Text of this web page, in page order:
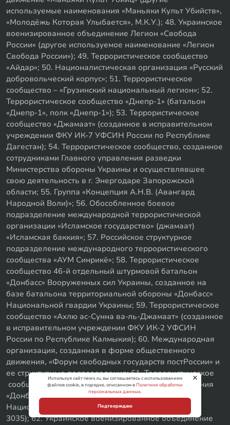
используемые наименования «Маньяки Культ Убийств»,
«Молодёжь Которая Улыбается», М.К.У.); 48. Украинское
военизированное объединение Легион «Свобода
России» (другое используемое наименование «Легион
Свобода России»); 49. Террористическое сообщество
«Айдар»; 50. Националистическая организация «Русский
добровольческий корпус»; 51. Террористическое
сообщество – «Грузинский национальный легион»; 52.
Террористическое сообщество «Днепр-1» (батальон
«Днепр-1», полк «Днепр-1»); 53. Террористическое
сообщество «Джамаат» (созданное в исправительном
учреждении ФКУ ИК-7 УФСИН России по Республике
Дагестан); 54. Террористическое сообщество, созданное
сотрудниками Главного управления разведки
Министерства обороны Украины и осуществлявшее
свою деятельность в г. Энергодаре Запорожской
области; 55. Группа «Концепция А.Н.В. (Авангард
Народной Воли)»; 56. Обособленное боевое
подразделение международной террористической
организации «Исламское государство» (джамаат)
«Исламская баккия»; 57. Российское структурное
подразделение международного террористического
сообщества «АУМ Синрикё»; 58. Террористическое
сообщество 46-й отдельный штурмовой батальон
«Донбасс» Вооруженных сил Украины, созданное на
базе батальона территориальной обороны «Донбасс»
Национальной гвардии Украины; 59. Террористическое
сообщество «Ахлю ас-Сунна ва-ль-Джамаат» (созданное
в исправительном учреждении ФКУ ИК-2 УФСИН
России по Республике Калмыкия); 60. Международная
организация, созданная в форме общественного
движения, «Форум свободных государств постРоссии» и
ее структурные подразделения; 61. Террористическое
сообщество 2-ой батальон специального назначения
«Донбасс» 15-го отдельного Славянского полка
Национальной гвардии Украины (войсковая часть
3035); 62. Украинское военизированное объединение
Используя сайт news.ru, вы соглашаетесь с использованием
файлов cookie, в порядке, описанном вПолитике обработки
персональных данных.
Подтверждаю